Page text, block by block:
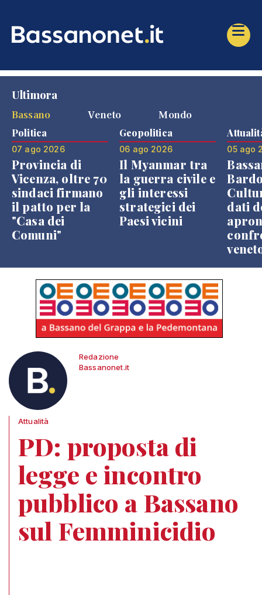
Ultimora
Bassano
Veneto Mondo
Politica
07 ago 2026
Provincia di
Vicenza, oltre 70
sindaci firmano
il patto per la
"Casa dei
Comuni"
Geopolitica
06 ago 2026
Il Myanmar tra
la guerra civile e
gli interessi
strategici dei
Paesi vicini
05 ago
dati
Redazione
Bassanonet.it
Attualità
PD: proposta di
legge e incontro
pubblico a Bassano
sul Femminicidio